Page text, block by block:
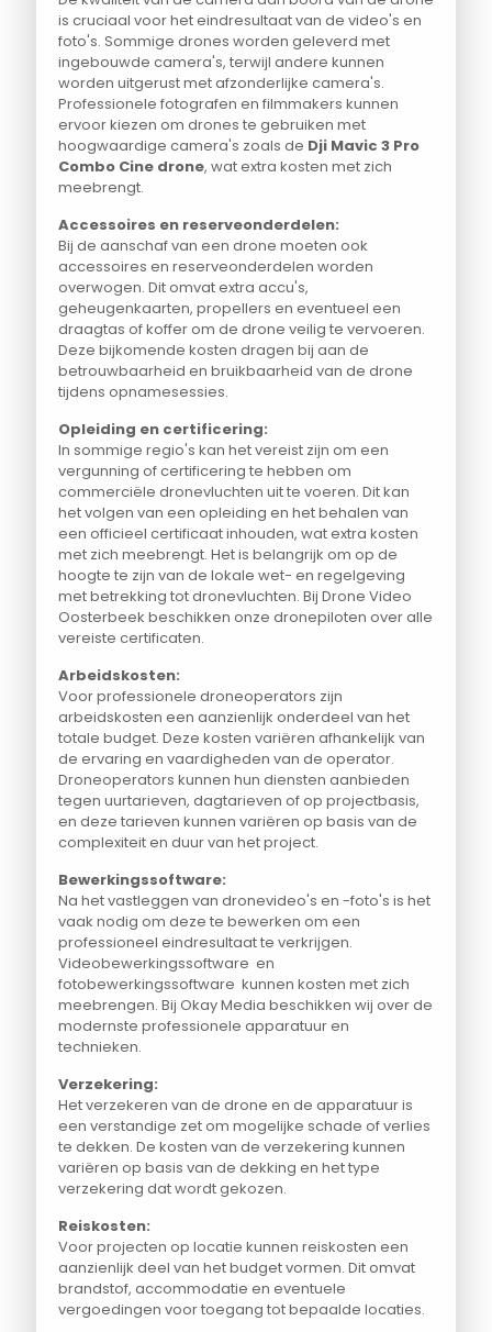
is cruciaal voor het eindresultaat van de video's en
foto's. Sommige drones worden geleverd met
ingebouwde camera's, terwijl andere kunnen
worden uitgerust met afzonderlijke camera's.
Professionele fotografen en filmmakers kunnen
ervoor kiezen om drones te gebruiken met
hoogwaardige camera's zoals de Dji Mavic 3 Pro
Combo Cine drone, wat extra kosten met zich
meebrengt.
Accessoires en reserveonderdelen:
Bij de aanschaf van een drone moeten ook
accessoires en reserveonderdelen worden
overwogen. Dit omvat extra accu's,
geheugenkaarten, propellers en eventueel een
draagtas of koffer om de drone veilig te vervoeren.
Deze bijkomende kosten dragen bij aan de
betrouwbaarheid en bruikbaarheid van de drone
tijdens opnamesessies.
Opleiding en certificering:
In sommige regio's kan het vereist zijn om een
vergunning of certificering te hebben om
commerciële dronevluchten uit te voeren. Dit kan
het volgen van een opleiding en het behalen van
een officieel certificaat inhouden, wat extra kosten
met zich meebrengt. Het is belangrijk om op de
hoogte te zijn van de lokale wet- en regelgeving
met betrekking tot dronevluchten. Bij Drone Video
Oosterbeek beschikken onze dronepiloten over alle
vereiste certificaten.
Arbeidskosten:
Voor professionele droneoperators zijn
arbeidskosten een aanzienlijk onderdeel van het
totale budget. Deze kosten variëren afhankelijk van
de ervaring en vaardigheden van de operator.
Droneoperators kunnen hun diensten aanbieden
tegen uurtarieven, dagtarieven of op projectbasis,
en deze tarieven kunnen variëren op basis van de
complexiteit en duur van het project.
Bewerkingssoftware:
Na het vastleggen van dronevideo's en -foto's is het
vaak nodig om deze te bewerken om een
professioneel eindresultaat te verkrijgen.
Videobewerkingssoftware en
fotobewerkingssoftware kunnen kosten met zich
meebrengen. Bij Okay Media beschikken wij over de
modernste professionele apparatuur en
technieken.
Verzekering:
Het verzekeren van de drone en de apparatuur is
een verstandige zet om mogelijke schade of verlies
te dekken. De kosten van de verzekering kunnen
variëren op basis van de dekking en het type
verzekering dat wordt gekozen.
Reiskosten:
Voor projecten op locatie kunnen reiskosten een
aanzienlijk deel van het budget vormen. Dit omvat
brandstof, accommodatie en eventuele
vergoedingen voor toegang tot bepaalde locaties.